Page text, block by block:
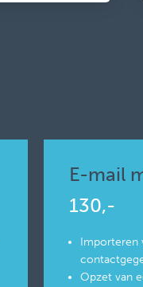
E-mail
130,-
Importeren
Opzet van